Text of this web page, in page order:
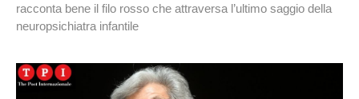
racconta bene il filo rosso che attraversa l’ultimo saggio della
neuropsichiatra infantile